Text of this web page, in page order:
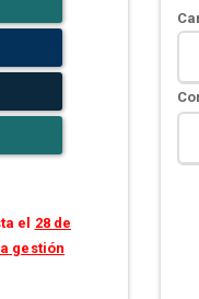
el 28 de
gestión